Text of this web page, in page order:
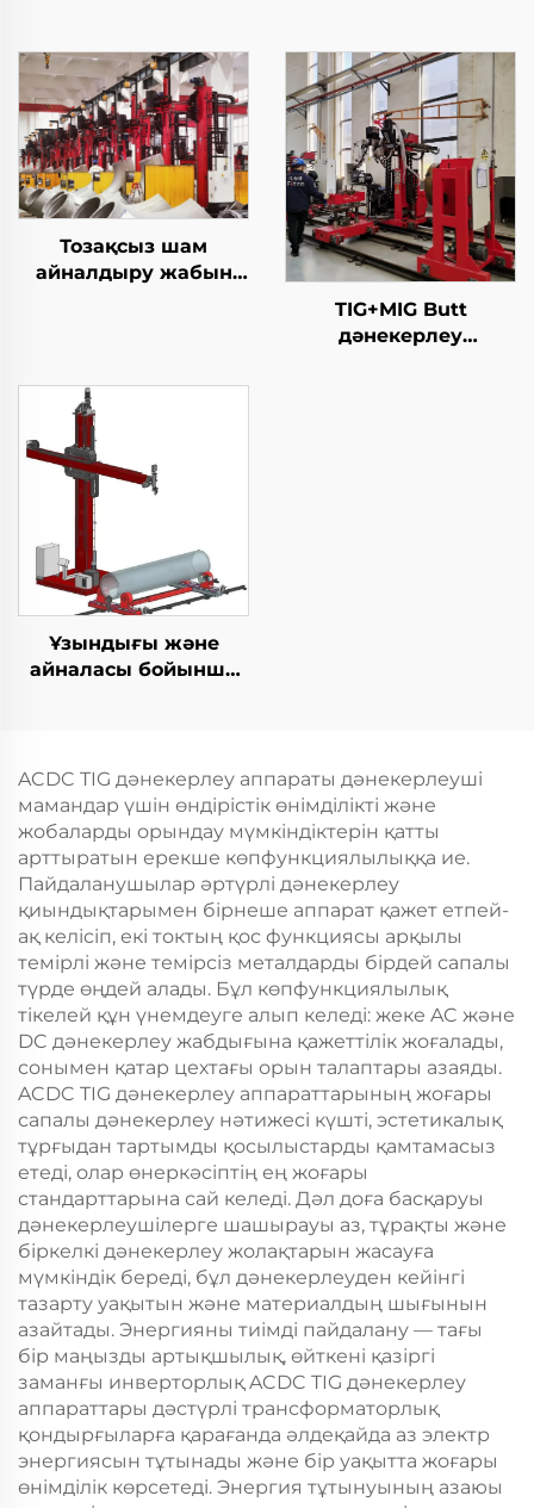
Тозақсыз шам
айналдыру жабын
TIG+MIG Butt
дәнекерлеу
Ұзындығы және
айналасы бойынша
ACDC TIG дәнекерлеу аппараты дәнекерлеуші
мамандар үшін өндірістік өнімділікті және
жобаларды орындау мүмкіндіктерін қатты
арттыратын ерекше көпфункциялылыққа ие.
Пайдаланушылар әртүрлі дәнекерлеу
қиындықтарымен бірнеше аппарат қажет етпей-
ақ келісіп, екі токтың қос функциясы арқылы
темірлі және темірсіз металдарды бірдей сапалы
түрде өңдей алады. Бұл көпфункциялылық
тікелей құн үнемдеуге алып келеді: жеке AC және
DC дәнекерлеу жабдығына қажеттілік жоғалады,
сонымен қатар цехтағы орын талаптары азаяды.
ACDC TIG дәнекерлеу аппараттарының жоғары
сапалы дәнекерлеу нәтижесі күшті, эстетикалық
тұрғыдан тартымды қосылыстарды қамтамасыз
етеді, олар өнеркәсіптің ең жоғары
стандарттарына сай келеді. Дәл доға басқаруы
дәнекерлеушілерге шашырауы аз, тұрақты және
біркелкі дәнекерлеу жолақтарын жасауға
мүмкіндік береді, бұл дәнекерлеуден кейінгі
тазарту уақытын және материалдың шығынын
азайтады. Энергияны тиімді пайдалану — тағы
бір маңызды артықшылық, өйткені қазіргі
заманғы инверторлық ACDC TIG дәнекерлеу
аппараттары дәстүрлі трансформаторлық
қондырғыларға қарағанда әлдеқайда аз электр
энергиясын тұтынады және бір уақытта жоғары
өнімділік көрсетеді. Энергия тұтынуының азаюы